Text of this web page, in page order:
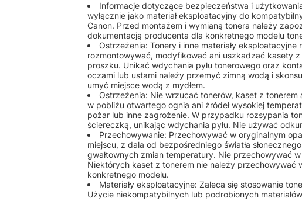
Informacje dotyczące bezpieczeństwa i
wyłącznie jako materiał eksploatacyjny do
Canon. Przed montażem i wymianą tonera należy
dokumentacją producenta dla konkretnego modelu
Ostrzeżenia: Tonery i inne materiały
rozmontowywać, modyfikować ani uszkadzać kasety
proszku. Unikać wdychania pyłu tonerowego oraz
oczami lub ustami należy przemyć zimną wodą i
umyć miejsce wodą z mydłem.
Ostrzeżenia: Nie wrzucać tonerów, kaset z
w pobliżu otwartego ognia ani źródeł wysokiej
pożar lub inne zagrożenie. W przypadku rozsypania
ściereczką, unikając wdychania pyłu. Nie używać
Przechowywanie: Przechowywać w oryginalnym
miejscu, z dala od bezpośredniego światła
gwałtownych zmian temperatury. Nie przechowywać
Niektórych kaset z tonerem nie należy
konkretnego modelu.
Materiały eksploatacyjne: Zaleca się stosowanie
Użycie niekompatybilnych lub podrobionych